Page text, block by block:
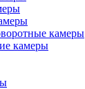
камеры
камеры